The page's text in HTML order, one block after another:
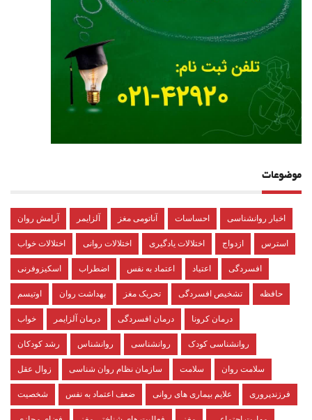
موضوعات
آرامش روان آلزایمر آناتومی مغز احساسات اخبار روانشناسی
اختلالات خواب اختلالات روانی اختلالات یادگیری ازدواج استرس
اسکیزوفرنی اضطراب اعتماد به نفس اعتیاد افسردگی
اوتیسم بهداشت روان تحریک مغز تشخیص افسردگی حافظه
خواب درمان آلزایمر درمان افسردگی درمان کرونا
رشد کودکان روانشناس روانشناسی روانشناسی کودک
زوال عقل سازمان نظام روان شناسی سلامت سلامت روان
شخصیت ضعف اعتماد به نفس علایم بیماری های روانی فرزندپروری